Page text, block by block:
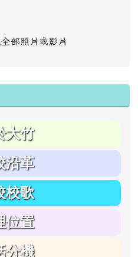
部照片或影片
大竹
沿革
校歌
位置
分機